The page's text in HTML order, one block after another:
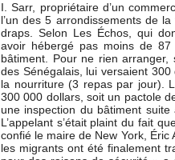
I. Sarr, propriétaire d’un
l’un des 5 arrondissements de
draps. Selon Les Échos, qui
avoir hébergé pas moins de
bâtiment. Pour ne rien
des Sénégalais, lui versaient
la nourriture (3 repas par jour).
300 000 dollars, soit un pactole
une inspection du bâtiment
L’appelant s’était plaint du fait
confié le maire de New York,
les migrants ont été finalement